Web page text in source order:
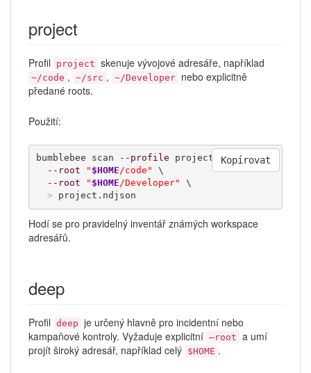
project
Profil project skenuje vývojové adresáře, například
~/code , ~/src , ~/Developer nebo explicitně
předané roots.
Použití:
bumblebee scan --profile project \
--root
" $HOME/code" \
--root
" $HOME/Developer" \
> project.ndjson
Kopírovat
Hodí se pro pravidelný inventář známých workspace
adresářů.
deep
Profil deep je určený hlavně pro incidentní nebo
kampaňové kontroly. Vyžaduje explicitní –root a umí
projít široký adresář, například celý $HOME .